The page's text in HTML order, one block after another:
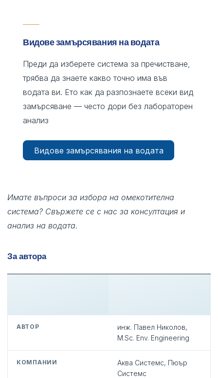
Видове замърсявания на водата
Преди да изберете система за пречистване,
трябва да знаете какво точно има във
водата ви. Ето как да разпознаете всеки вид
замърсяване — често дори без лабораторен
анализ
Видове замърсявания на водата
Имате въпроси за избора на омекотителна
система? Свържете се с нас за консултация и
анализ на водата.
За автора
АВТОР
инж. Павел Николов,
M.Sc. Env. Engineering
КОМПАНИИ
Аква Системс, Пюър
Системс